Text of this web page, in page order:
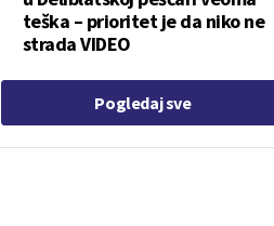
teška – prioritet je da niko ne
strada VIDEO
Pogledaj sve